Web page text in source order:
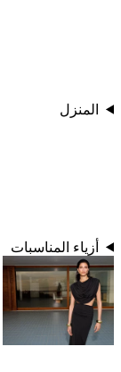
المنزل
أزياء المناسبات